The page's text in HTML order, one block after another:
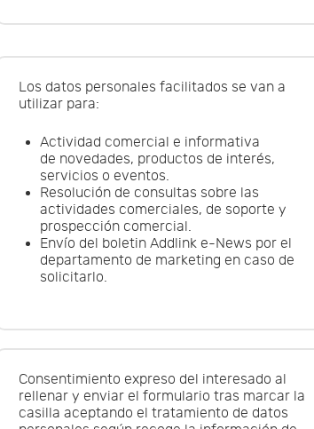
Los datos personales facilitados se van a
utilizar para:
Actividad comercial e informativa
de novedades, productos de interés,
servicios o eventos.
Resolución de consultas sobre las
actividades comerciales, de soporte y
prospección comercial.
Envío del boletin Addlink e-News por el
departamento de marketing en caso de
solicitarlo.
Consentimiento expreso del interesado al
rellenar y enviar el formulario tras marcar la
casilla aceptando el tratamiento de datos